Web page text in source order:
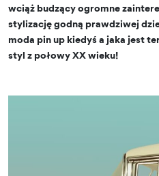
wciąż budzący ogromne
stylizację godną prawdziwej
moda pin up kiedyś a jaka jest
styl z połowy XX wieku!